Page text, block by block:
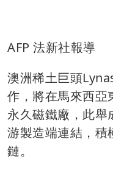
AFP 法新社報導
澳洲稀土巨頭
作，將在馬來西亞
永久磁鐵廠，此舉
游製造端連結，積
鏈。